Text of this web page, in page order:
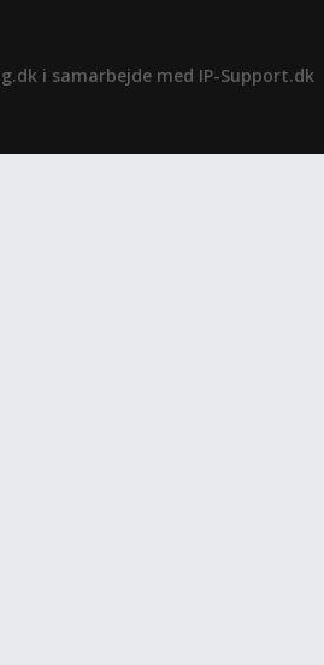
i samarbejde med IP-Support.dk